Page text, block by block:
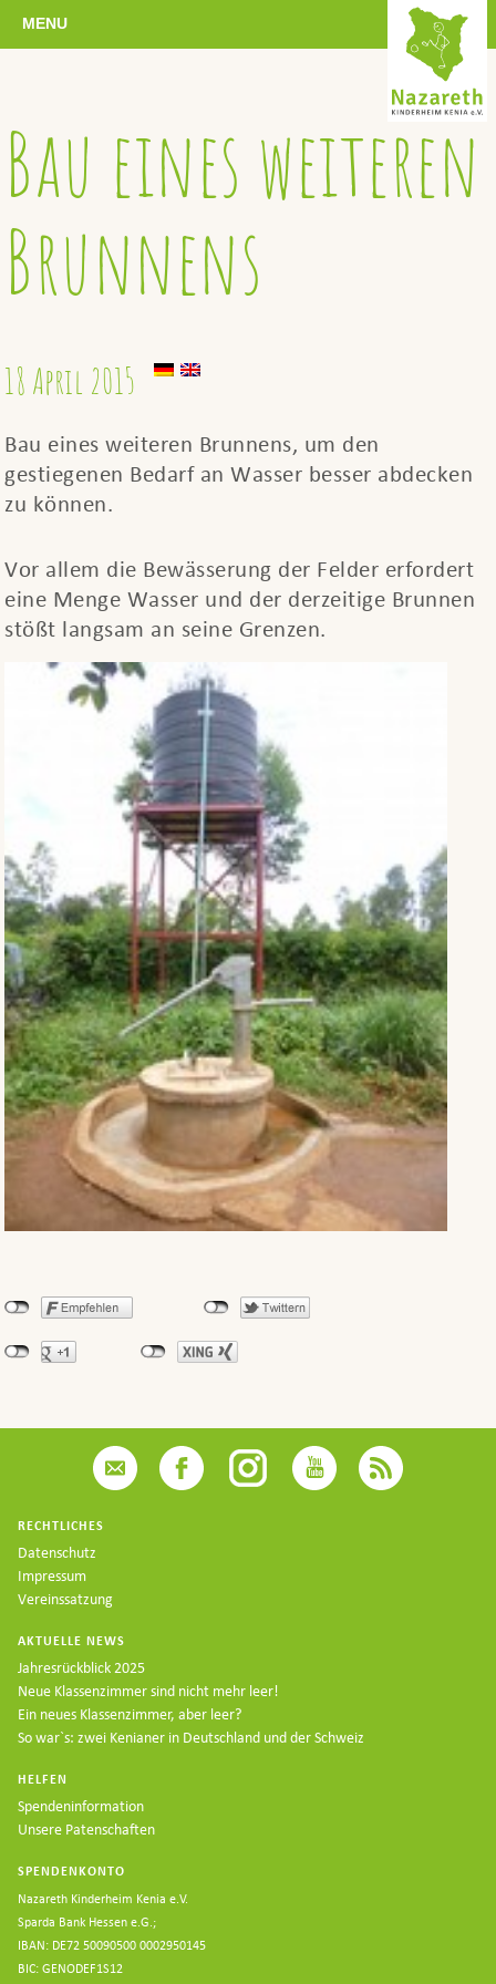
MENU
Bau eines weiteren
Brunnens
18 April 2015
Bau eines weiteren Brunnens, um den
gestiegenen Bedarf an Wasser besser abdecken
zu können.
Vor allem die Bewässerung der Felder erfordert
eine Menge Wasser und der derzeitige Brunnen
stößt langsam an seine Grenzen.
RECHTLICHES
Datenschutz
Impressum
Vereinssatzung
AKTUELLE NEWS
Jahresrückblick 2025
Neue Klassenzimmer sind nicht mehr leer!
Ein neues Klassenzimmer, aber leer?
So war`s: zwei Kenianer in Deutschland und der Schweiz
HELFEN
Spendeninformation
Unsere Patenschaften
SPENDENKONTO
Nazareth Kinderheim Kenia e.V.
Sparda Bank Hessen e.G.;
IBAN: DE72 50090500 0002950145
BIC: GENODEF1S12